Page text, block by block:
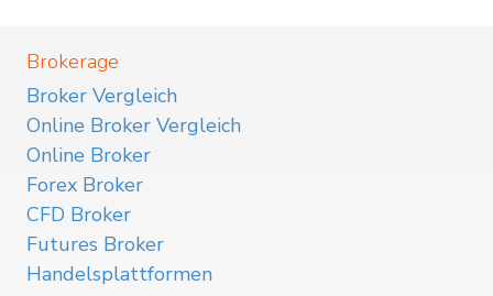
Brokerage
Broker Vergleich
Online Broker Vergleich
Online Broker
Forex Broker
CFD Broker
Futures Broker
Handelsplattformen